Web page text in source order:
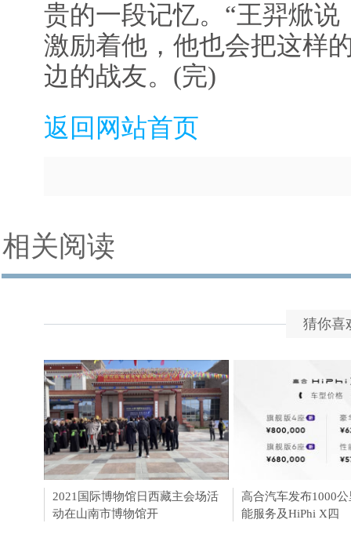
贵的一段记忆。“王羿焮
激励着他，他也会把这样
边的战友。(完)
返回网站首页
相关阅读
猜你喜
2021国际博物馆日西藏主会场活
动在山南市博物馆开
高合汽车HiPhi X按
开启批量交付用户
高合汽车发布1000
能服务及HiPhi X四